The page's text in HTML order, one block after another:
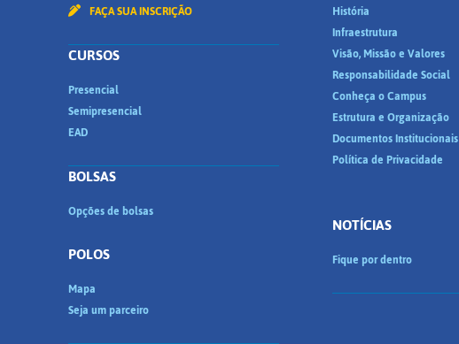
FAÇA SUA INSCRIÇÃO
CURSOS
Presencial
Semipresencial
EAD
BOLSAS
Opções de bolsas
POLOS
Mapa
Seja um parceiro
História
Infraestrutura
Visão, Missão e Valores
Responsabilidade Social
Conheça o Campus
Estrutura e Organização
Documentos Institucionais
Política de Privacidade
NOTÍCIAS
Fique por dentro